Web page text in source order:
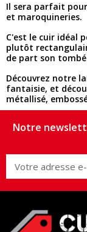
Il sera parfait
et maroquineries.
C'est le cuir idéal
plutôt
de part son
Découvrez notre
fantaisie, et
métallisé,
Notre